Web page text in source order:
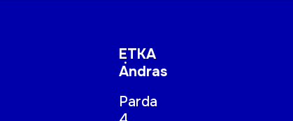
ETKA
Andras
Parda